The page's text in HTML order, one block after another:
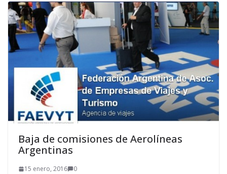
Baja de comisiones de Aerolíneas
Argentinas
15 enero, 2016 0